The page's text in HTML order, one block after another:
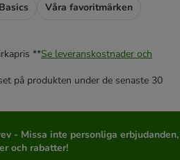
Våra favoritmärken
**Se leveranskostnader och
på produkten under de senaste 30
- Missa inte personliga erbjudanden,
och rabatter!